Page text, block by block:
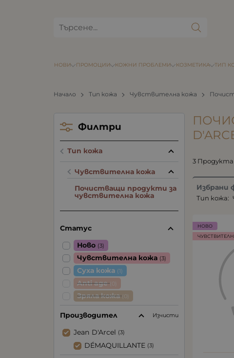
КОЗМЕТИКА ТИП
НОВИ ПРОМОЦИИ КОЖНИ ПРОБЛЕМИ
Начало Тип кожа Чувствителна кожа
3 Продукта
Избрани
Тип кожа:
НОВО
Филтри
Тип кожа
Чувствителна кожа
Почистващи продукти за
чувствителна кожа
Статус
Ново (3)
Чувствителна кожа (3)
Суха кожа (1)
Anti age (0)
Зряла кожа (0)
Производител Изчисти
Jean D'Arcel (3)
DÉMAQUILLANTE (3)